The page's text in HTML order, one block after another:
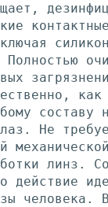
Полностью
как
составу
Не
линз.
действие
человека.